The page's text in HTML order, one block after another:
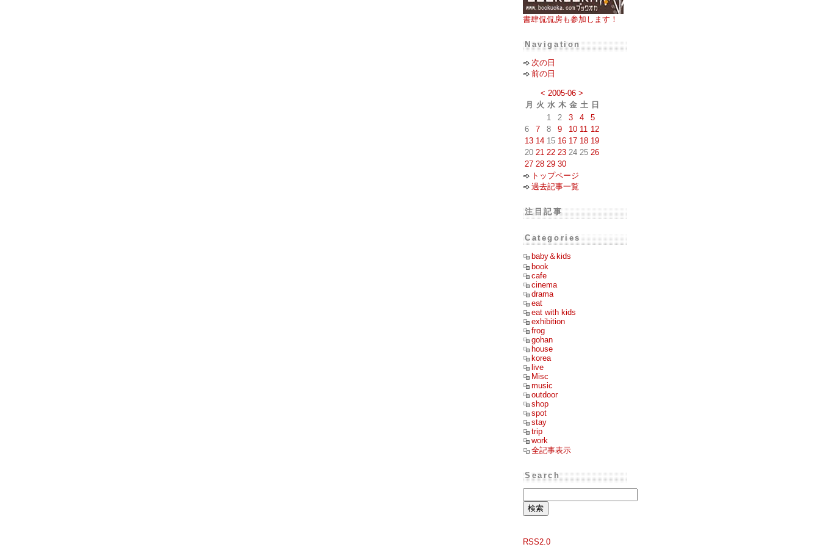
書肆侃侃房も参加します！
Navigation
次の日
前の日
< 2005-06 >
月
火 水 木 金 土 日
1
2 3 4
5
6
7 8 9 10 11 12
13 14 15 16 17 18 19
20 21 22 23 24 25 26
27 28 29 30
トップページ
過去記事一覧
注目記事
Categories
baby＆kids
book
cafe
cinema
drama
eat
eat with kids
exhibition
frog
gohan
house
korea
live
Misc
music
outdoor
shop
spot
stay
trip
work
全記事表示
Search
RSS2.0